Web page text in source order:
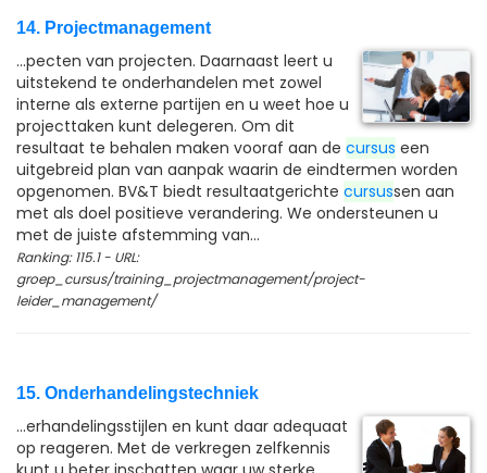
14. Projectmanagement
...pecten van projecten. Daarnaast leert u
uitstekend te onderhandelen met zowel
interne als externe partijen en u weet hoe u
projecttaken kunt delegeren. Om dit
resultaat te behalen maken vooraf aan de cursus een
uitgebreid plan van aanpak waarin de eindtermen worden
opgenomen. BV&T biedt resultaatgerichte cursussen aan
met als doel positieve verandering. We ondersteunen u
met de juiste afstemming van...
Ranking: 115.1 - URL:
groep_cursus/training_projectmanagement/project-
leider_management/
15. Onderhandelingstechniek
...erhandelingsstijlen en kunt daar adequaat
op reageren. Met de verkregen zelfkennis